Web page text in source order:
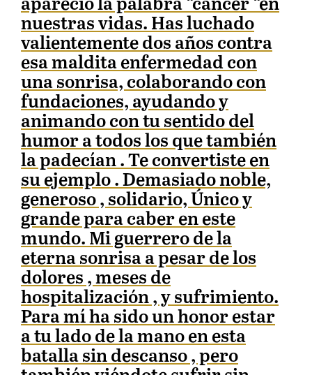
apareció la palabra “cáncer “en
nuestras vidas. Has luchado
valientemente dos años contra
esa maldita enfermedad con
una sonrisa, colaborando con
fundaciones, ayudando y
animando con tu sentido del
humor a todos los que también
la padecían . Te convertiste en
su ejemplo . Demasiado noble,
generoso , solidario, Único y
grande para caber en este
mundo. Mi guerrero de la
eterna sonrisa a pesar de los
dolores , meses de
hospitalización , y sufrimiento.
Para mí ha sido un honor estar
a tu lado de la mano en esta
batalla sin descanso , pero